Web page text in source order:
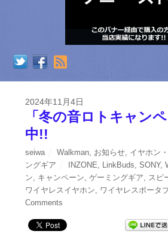
2024年11月4日
「冬の音ロトキャン
中!!
seiwa Walkman お知らせ イヤホン
ングギア
INZONE LinkBuds SONY,
ン
キャンペーン ,ゲーミングギア スピ
ワイヤレスイヤホン
ワイヤレスポータ
Comments